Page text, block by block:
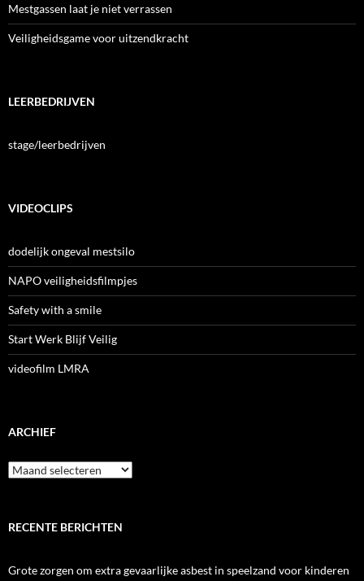
Mestgassen laat je niet verrassen
Veiligheidsgame voor uitzendkracht
LEERBEDRIJVEN
stage/leerbedrijven
VIDEOCLIPS
dodelijk ongeval mestsilo
NAPO veiligheidsfilmpjes
Safety with a smile
Start Werk Blijf Veilig
videofilm LMRA
ARCHIEF
Archief
RECENTE BERICHTEN
Grote zorgen om extra gevaarlijke asbest in speelzand voor kinderen